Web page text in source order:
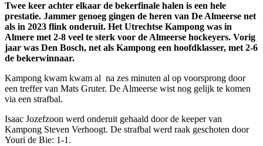
Twee keer achter elkaar de bekerfinale halen is een hele
prestatie. Jammer genoeg gingen de heren van De Almeerse net
als in 2023 flink onderuit. Het Utrechtse Kampong was in
Almere met 2-8 veel te sterk voor de Almeerse hockeyers. Vorig
jaar was Den Bosch, net als Kampong een hoofdklasser, met 2-6
de bekerwinnaar.
Kampong kwam kwam al na zes minuten al op voorsprong door
een treffer van Mats Gruter. De Almeerse wist nog gelijk te komen
via een strafbal.
Isaac Jozefzoon werd onderuit gehaald door de keeper van
Kampong Steven Verhoogt. De strafbal werd raak geschoten door
Youri de Bie: 1-1.